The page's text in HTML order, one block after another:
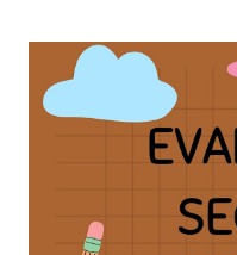
gran utilidad para docentes
agradecemos a los
Recordamos también que
con fines informativos y
agentes de la educación. 👏
Segundo Trimestre 6to